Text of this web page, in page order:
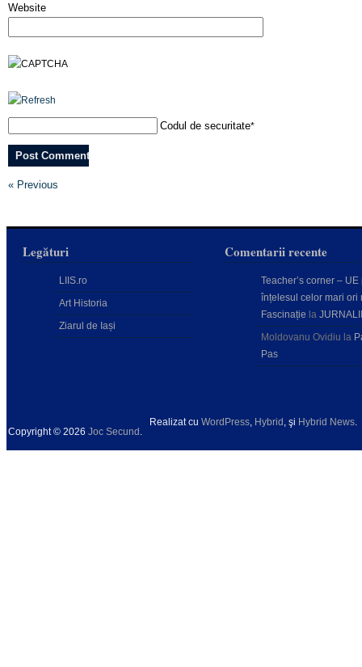
Website
Codul de securitate*
« Previous
Legături
LIIS.ro
Art Historia
Ziarul de Iași
Comentarii recente
Teacher’s corner – UE
înțelesul celor mari ori
Fascinație la
Moldovanu Ovidiu la
Pas
Copyright © 2026 Joc Secund .
Realizat cu WordPress, Hybrid , şi Hybrid News.